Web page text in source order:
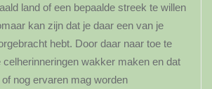
land of een bepaalde streek te willen
kan zijn dat je daar een van je
hebt. Door daar naar toe te
celherinneringen wakker maken en dat
nog ervaren mag worden